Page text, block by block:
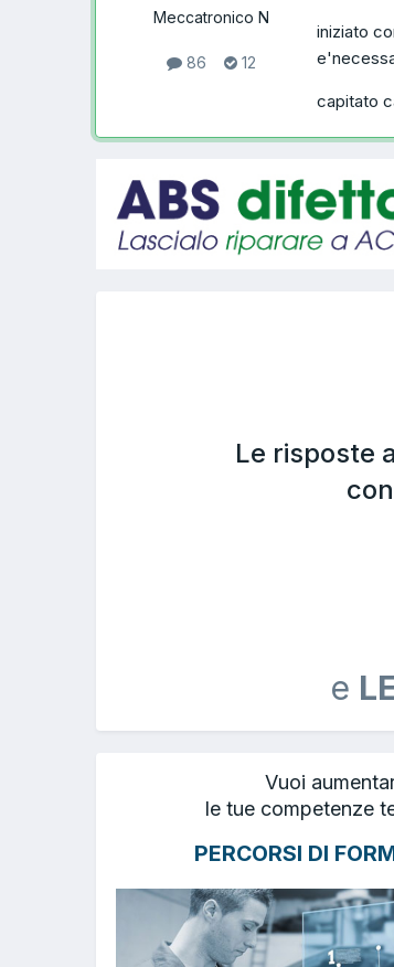
Meccatronico N
86 12
iniziato
capitato
Le risposte
e
Vuoi
le tue competenze
PERCORSI DI